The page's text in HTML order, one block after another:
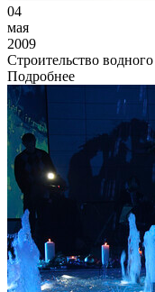
04
мая
2009
Строительство
Подробнее